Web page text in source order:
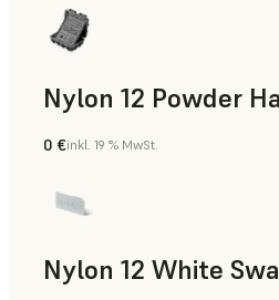
Nylon 12 Powder
SLS-Pulver
0 €inkl. 19 % MwSt.
Nylon 12 White